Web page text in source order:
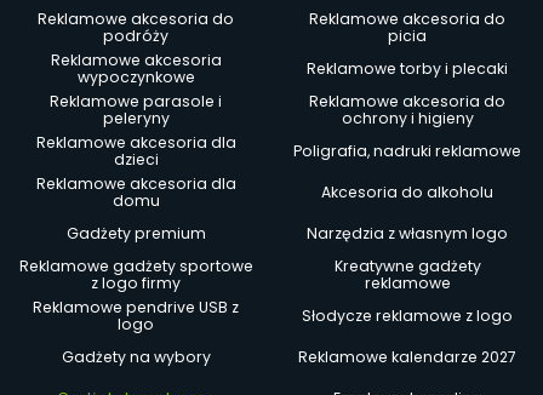
Reklamowe akcesoria do
podróży
Reklamowe akcesoria do
picia
Reklamowe akcesoria
wypoczynkowe
Reklamowe torby i plecaki
Reklamowe parasole i
peleryny
Reklamowe akcesoria do
ochrony i higieny
Reklamowe akcesoria dla
dzieci
Poligrafia, nadruki reklamowe
Reklamowe akcesoria dla
domu
Akcesoria do alkoholu
Gadżety premium
Narzędzia z własnym logo
Reklamowe gadżety sportowe
z logo firmy
Kreatywne gadżety
reklamowe
Reklamowe pendrive USB z
logo
Słodycze reklamowe z logo
Gadżety na wybory
Reklamowe kalendarze 2027